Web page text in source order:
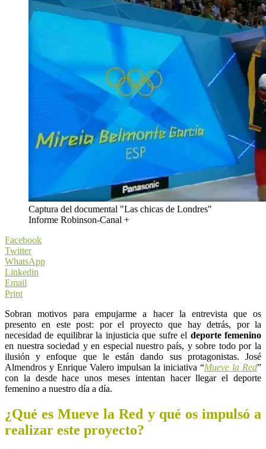
Captura del documental "Las chicas de Londres"
Informe Robinson-Canal +
Facebook
Twitter
WhatsApp
Linkedin
Email
Print
Sobran motivos para empujarme a hacer la entrevista que os
presento en este post: por el proyecto que hay detrás, por la
necesidad de equilibrar la injusticia que sufre el deporte femenino
en nuestra sociedad y en especial nuestro país, y sobre todo por la
ilusión y enfoque que le están dando sus protagonistas. José
Almendros y Enrique Valero impulsan la iniciativa “Mueve la Red”
con la desde hace unos meses intentan hacer llegar el deporte
femenino a nuestro día a día.
¿Qué es Mueve la Red y qué os impulsó a
realizar este proyecto?